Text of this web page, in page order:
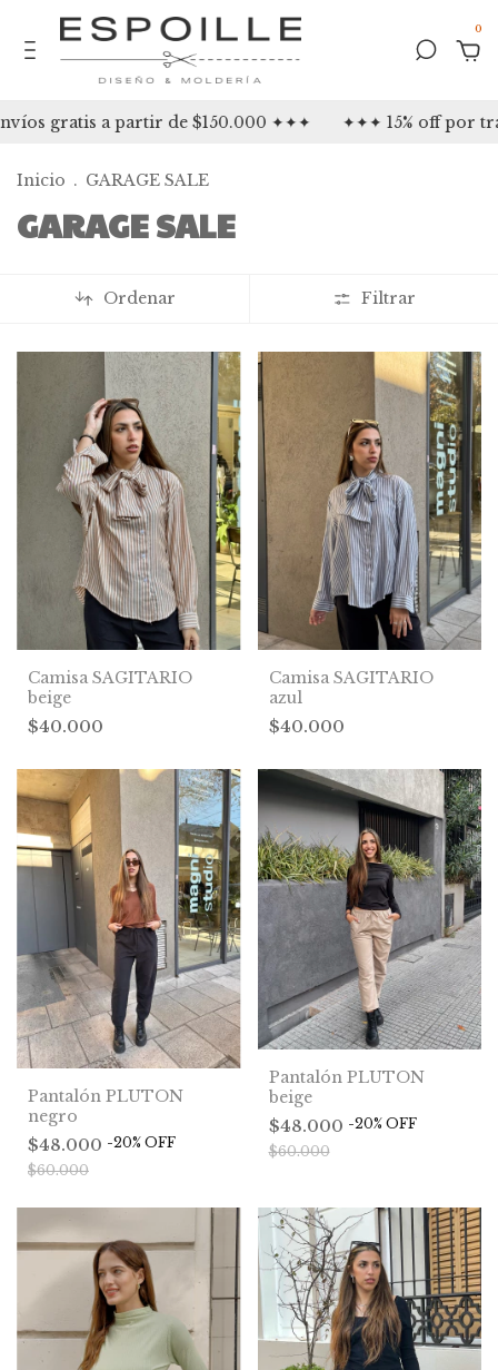
0
a partir de $150.000 ✦✦✦ ✦✦✦ 15% off por
Inicio . GARAGE SALE
GARAGE SALE
Ordenar Filtrar
Camisa SAGITARIO
beige
$40.000
Camisa SAGITARIO
azul
$40.000
Pantalón PLUTON
negro
$48.000 -20% OFF
$60.000
Pantalón PLUTON
beige
$48.000 -20% OFF
$60.000